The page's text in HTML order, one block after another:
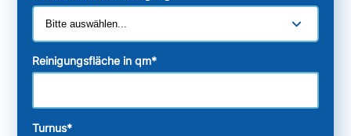
Reinigungsfläche in qm*
Turnus*